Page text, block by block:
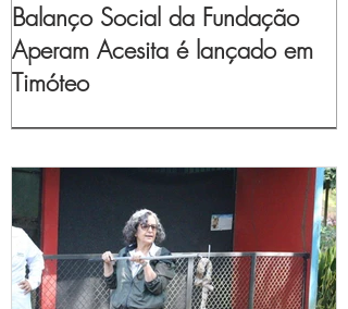
Balanço Social da Fundação
Aperam Acesita é lançado em
Timóteo